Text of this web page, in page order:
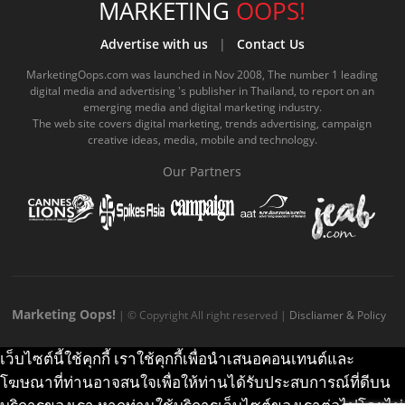
e
b
o
o
k
c
o
t
u
b
e
.
o
o
m
e
m
e
t
a
g
r
a
.
t
o
k
.
c
m
MARKETING OOPS!
Advertise with us| Contact Us
MarketingOops.com was launched in Nov 2008, The number 1 leading
digital media and advertising 's publisher in Thailand, to report on an
emerging media and digital marketing industry.
The web site covers digital marketing, trends advertising, campaign
creative ideas, media, mobile and technology.
Our Partners
Marketing Oops! | © Copyright All right reserved | Discliamer & Policy
เว็บไซต์นี้ใช้คุกกี้ เราใช้คุกกี้เพื่อนำเสนอคอนเทนต์และ
โฆษณาที่ท่านอาจสนใจเพื่อให้ท่านได้รับประสบการณ์ที่ดีบน